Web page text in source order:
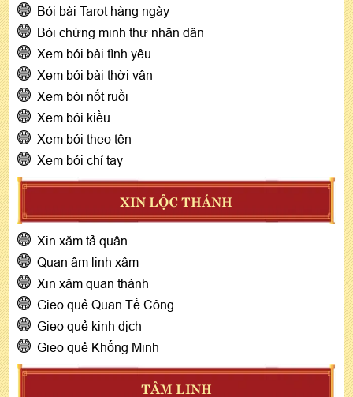
Bói bài Tarot hàng ngày
Bói chứng minh thư nhân dân
Xem bói bài tình yêu
Xem bói bài thời vận
Xem bói nốt ruồi
Xem bói kiều
Xem bói theo tên
Xem bói chỉ tay
XIN LỘC THÁNH
Xin xăm tả quân
Quan âm linh xâm
Xin xăm quan thánh
Gieo quẻ Quan Tế Công
Gieo quẻ kinh dịch
Gieo quẻ Khổng Minh
TÂM LINH